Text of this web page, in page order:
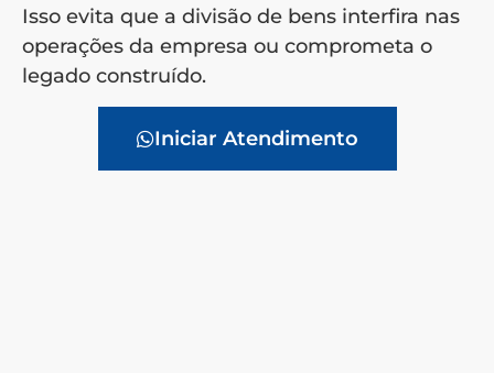
Isso evita que a divisão de bens interfira nas
operações da empresa ou comprometa o
legado construído.
Iniciar Atendimento